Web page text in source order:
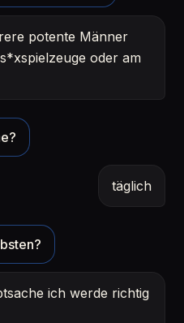
potente Männer
oder am
täglich
ich werde richtig